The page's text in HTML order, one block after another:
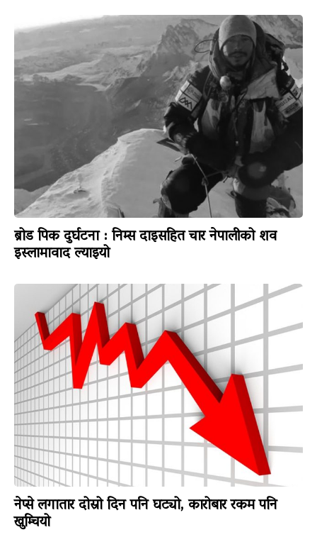
ब्रोड पिक दुर्घटना : निम्स दाइसहित चार नेपालीको शव
इस्लामावाद ल्याइयो
नेप्से लगातार दोस्रो दिन पनि घट्यो, कारोबार रकम पनि
खुम्चियो